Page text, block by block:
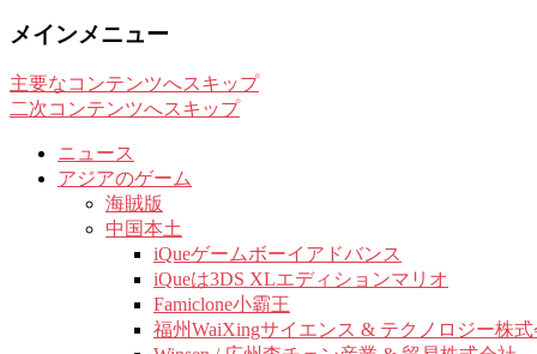
メインメニュー
主要なコンテンツへスキップ
二次コンテンツへスキップ
ニュース
アジアのゲーム
海賊版
中国本土
iQueゲームボーイアドバンス
iQueは3DS XLエディションマリオ
Famiclone小霸王
福州WaiXingサイエンス & テクノロジー株